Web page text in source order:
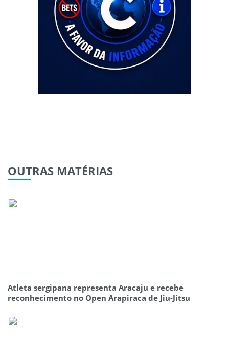
OUTRAS MATÉRIAS
Atleta sergipana representa Aracaju e recebe
reconhecimento no Open Arapiraca de Jiu-Jitsu